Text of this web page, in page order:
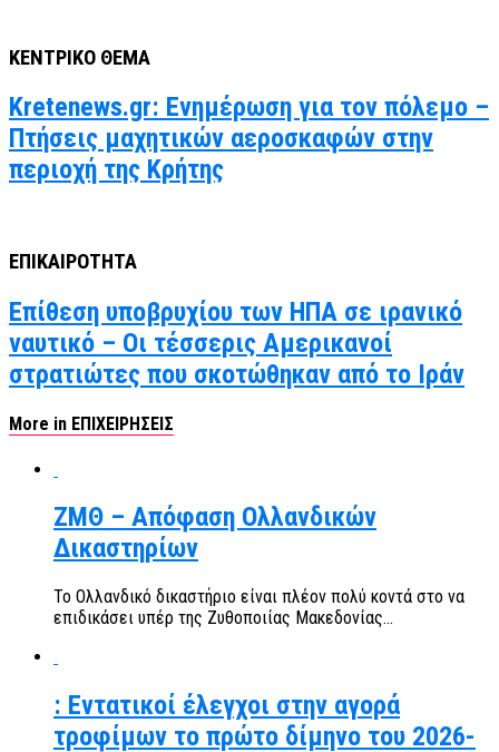
ΚΕΝΤΡΙΚΟ ΘΕΜΑ
Kretenews.gr: Ενημέρωση για τον πόλεμο –
Πτήσεις μαχητικών αεροσκαφών στην
περιοχή της Κρήτης
ΕΠΙΚΑΙΡΟΤΗΤΑ
Επίθεση υποβρυχίου των ΗΠΑ σε ιρανικό
ναυτικό – Οι τέσσερις Αμερικανοί
στρατιώτες που σκοτώθηκαν από το Ιράν
More in ΕΠΙΧΕΙΡΗΣΕΙΣ
ΖΜΘ – Απόφαση Ολλανδικών
Δικαστηρίων
Το Ολλανδικό δικαστήριο είναι πλέον πολύ κοντά στο να
επιδικάσει υπέρ της Ζυθοποιίας Μακεδονίας...
: Εντατικοί έλεγχοι στην αγορά
τροφίμων το πρώτο δίμηνο του 2026-